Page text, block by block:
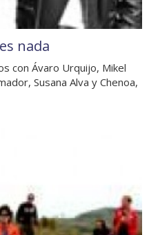
nada
con Ávaro Urquijo, Mikel
Susana Alva y Chenoa,